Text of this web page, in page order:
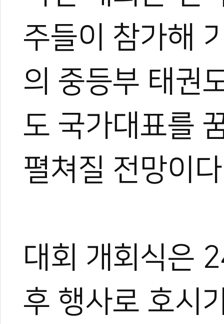
주들이 참가해
의 중등부 태권
도 국가대표를
펼쳐질 전망이
대회 개회식은
후 행사로 호시
한혜진
장 중심의 심층 취재를 이
작, 대회 중계방송 캐스터,
텐츠를 다각화해 온 전문
과 콘텐츠 제작 및 홍보 마
이온 대표이사를 맡고 있
야)와 대학 겸임교수로도